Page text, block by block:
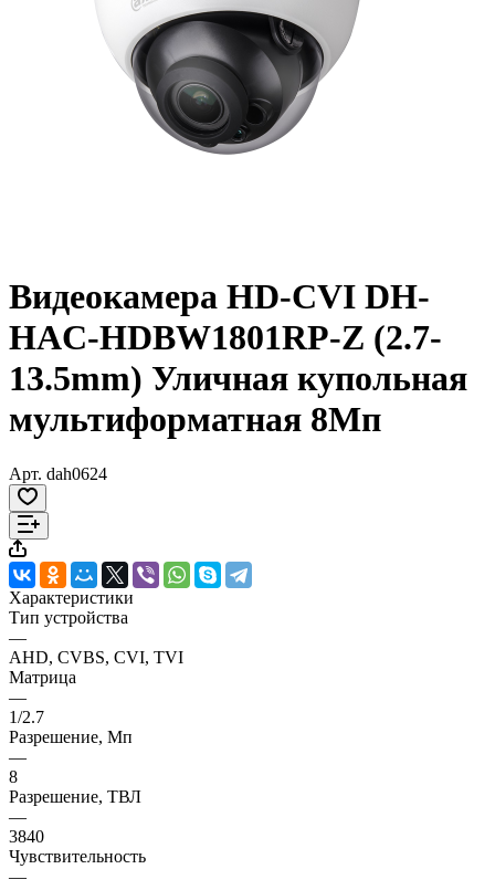
Видеокамера HD-CVI DH-
HAC-HDBW1801RP-Z (2.7-
13.5mm) Уличная купольная
мультиформатная 8Мп
Арт. dah0624
Характеристики
Тип устройства
—
AHD, CVBS, CVI, TVI
Матрица
—
1/2.7
Разрешение, Мп
—
8
Разрешение, ТВЛ
—
3840
Чувствительность
—